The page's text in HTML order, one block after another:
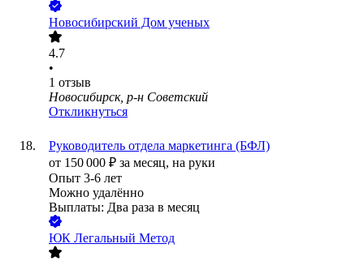
Новосибирский Дом ученых
4.7
•
1 отзыв
Новосибирск, р-н Советский
Откликнуться
Руководитель отдела маркетинга (БФЛ)
от 150 000 ₽ за месяц, на руки
Опыт 3-6 лет
Можно удалённо
Выплаты: Два раза в месяц
ЮК Легальный Метод